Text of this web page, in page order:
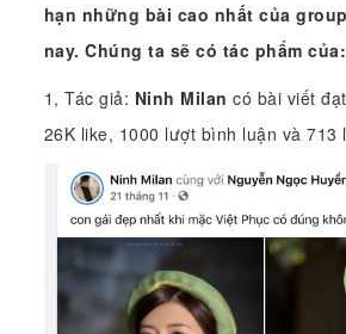
hạn những bài cao nhất của
nay. Chúng ta sẽ có tác phẩm của:
1, Tác giả: Ninh Milan có bài viết
26K like, 1000 lượt bình luận và 713